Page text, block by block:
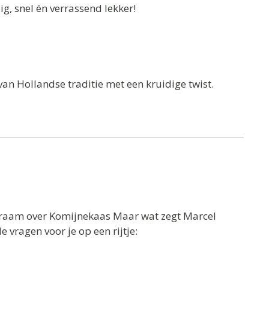
snel én verrassend lekker!
Hollandse traditie met een kruidige twist.
over Komijnekaas Maar wat zegt Marcel
vragen voor je op een rijtje: